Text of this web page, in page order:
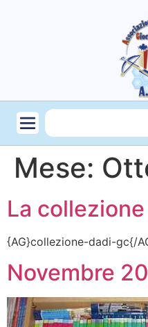
Mese:
La
{AG}collezione-dadi-gc{/
Novembre